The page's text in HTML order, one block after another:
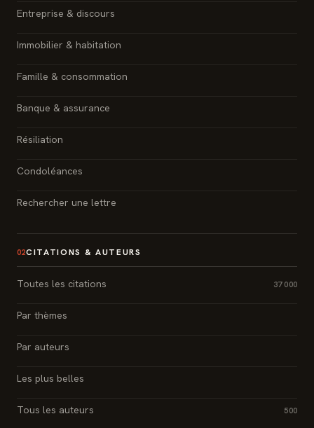
Entreprise & discours
Immobilier & habitation
Famille & consommation
Banque & assurance
Résiliation
Condoléances
Rechercher une lettre
02CITATIONS & AUTEURS
Toutes les citations 37 000
Par thèmes
Par auteurs
Les plus belles
Tous les auteurs 500